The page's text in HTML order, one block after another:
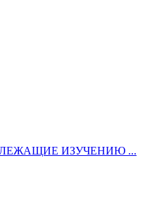
ИЗУЧЕНИЮ ...